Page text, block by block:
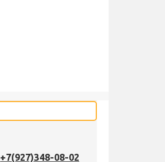
+7(927)348-08-02